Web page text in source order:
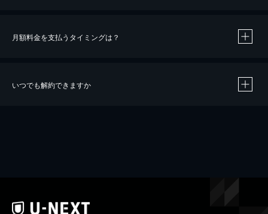
※40％ポイント還元の対象は、クレジットカード決済による作品の購入 / レンタルです。
月額料金を支払うタイミングは？
いつでも解約できますか